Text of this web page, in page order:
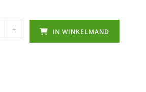
+ IN WINKELMAND